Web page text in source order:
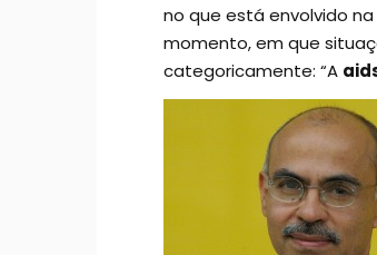
no que está envolvido
momento, em que
categoricamente: “A